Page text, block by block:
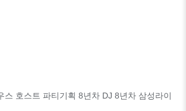
스 호스트 파티기획 8년차 DJ 8년차 삼성라이